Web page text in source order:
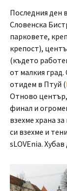
Последния ден
Словенска
парковете,
крепост),
(където
от малкия
отидем в Птуй (
Отново център,
финал и
взехме храна
си взехме и
sLOVEnia.